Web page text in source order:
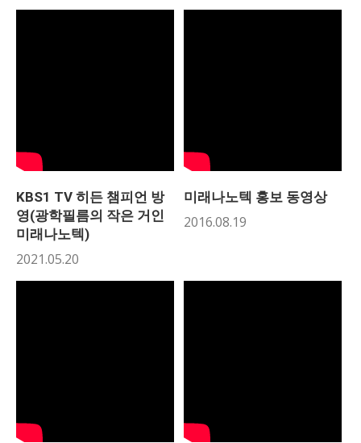
KBS1 TV 히든 챔피언 방
영(광학필름의 작은 거인
미래나노텍)
2021.05.20
미래나노텍 홍보 동영상
2016.08.19